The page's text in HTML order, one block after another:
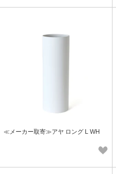
≪メーカー取寄≫アヤ ロング L WH